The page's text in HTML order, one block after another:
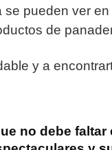
se pueden ver en
de
y a
no debe faltar